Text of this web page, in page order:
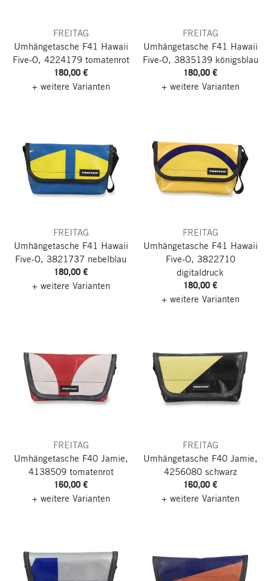
FREITAG
Umhängetasche F41 Hawaii
Five-O, 4224179 tomatenrot
180,00 €
+ weitere Varianten
FREITAG
Umhängetasche F41 Hawaii
Five-O, 3835139 königsblau
180,00 €
+ weitere Varianten
FREITAG
Umhängetasche F41 Hawaii
Five-O, 3821737 nebelblau
180,00 €
+ weitere Varianten
FREITAG
Umhängetasche F41 Hawaii
Five-O, 3822710
digitaldruck
180,00 €
+ weitere Varianten
FREITAG
Umhängetasche F40 Jamie,
4138509 tomatenrot
160,00 €
+ weitere Varianten
FREITAG
Umhängetasche F40 Jamie,
4256080 schwarz
160,00 €
+ weitere Varianten